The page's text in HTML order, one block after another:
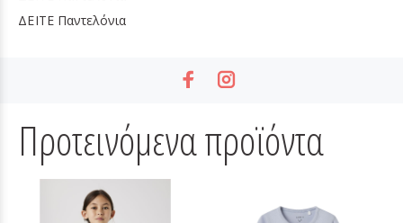
ΔΕΙΤΕ Παντελόνια
Προτεινόμενα προϊόντα